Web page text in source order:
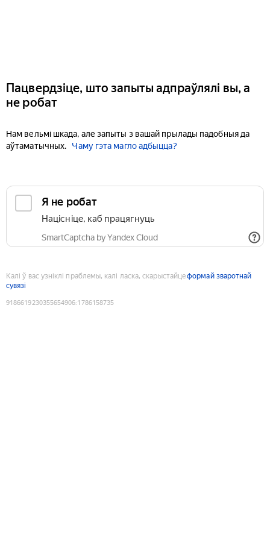
Пацвердзіце, што запыты адпраўлялі вы, а
не робат
Нам вельмі шкада, але запыты з вашай прылады падобныя да
аўтаматычных.
Чаму гэта магло адбыцца?
Я не робат
Націсніце, каб працягнуць
SmartCaptcha by Yandex Cloud
Калі ў вас узніклі праблемы, калі ласка, скарыстайцеформай зваротнай
сувязі
9186619230355654906:1786158735